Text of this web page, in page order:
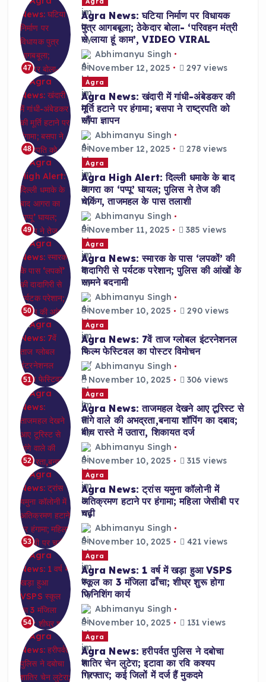
47
Agra News: घटिया निर्माण पर विधायक
पुत्र आगबबूला; ठेकेदार बोला- ‘परिवहन मंत्री
से लाया हूं काम’, VIDEO VIRAL
Abhimanyu Singh
November 12, 2025
297 views
48
Agra
Agra News: खंदारी में गांधी-अंबेडकर की
मूर्ति हटाने पर हंगामा; बसपा ने राष्ट्रपति को
सौंपा ज्ञापन
Abhimanyu Singh
November 12, 2025
278 views
49
Agra
Agra High Alert: दिल्ली धमाके के बाद
आगरा का ‘पप्पू’ घायल; पुलिस ने तेज की
चेकिंग, ताजमहल के पास तलाशी
Abhimanyu Singh
November 11, 2025
385 views
50
Agra
Agra News: स्मारक के पास ‘लपकों’ की
दादागिरी से पर्यटक परेशान; पुलिस की आंखों के
सामने बदनामी
Abhimanyu Singh
November 10, 2025
290 views
51
Agra
Agra News: 7वें ताज ग्लोबल इंटरनेशनल
फिल्म फेस्टिवल का पोस्टर विमोचन
Abhimanyu Singh
November 10, 2025
306 views
52
Agra
Agra News: ताजमहल देखने आए टूरिस्ट से
तांगे वाले की अभद्रता,बनाया शॉपिंग का दबाव;
बीच रास्ते में उतारा, शिकायत दर्ज
Abhimanyu Singh
November 10, 2025
315 views
53
Agra
Agra News: ट्रांस यमुना कॉलोनी में
अतिक्रमण हटाने पर हंगामा; महिला जेसीबी पर
चढ़ी
Abhimanyu Singh
November 10, 2025
421 views
54
Agra
Agra News: 1 वर्ष में खड़ा हुआ VSPS
स्कूल का 3 मंजिला ढाँचा; शीघ्र शुरू होगा
फिनिशिंग कार्य
Abhimanyu Singh
November 10, 2025
131 views
Agra
Agra News: हरीपर्वत पुलिस ने दबोचा
शातिर चेन लुटेरा; इटावा का रवि कश्यप
गिरफ्तार; कई जिलों में दर्ज हैं मुकदमे